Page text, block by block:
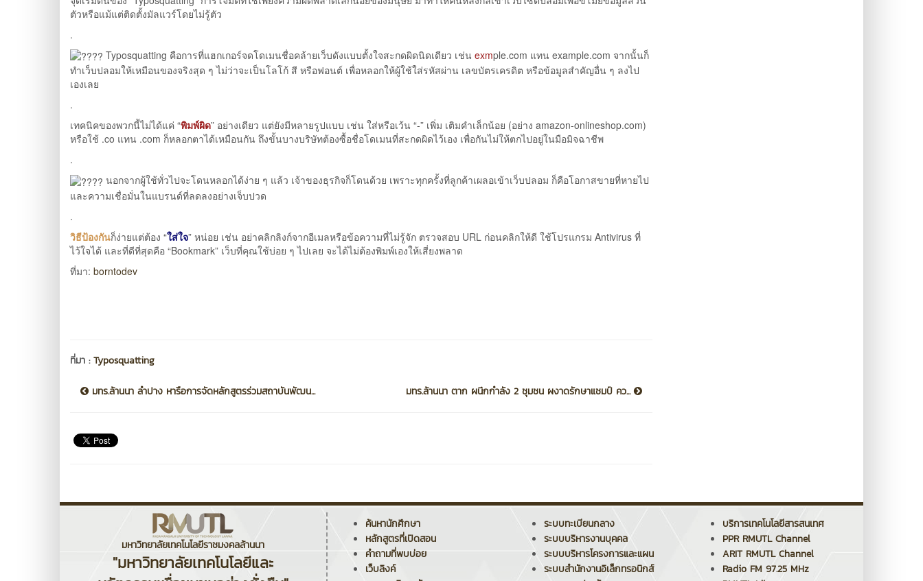
ตัวหรือแม้แต่ติดตั้งมัลแวร์โดยไม่รู้ตัว
.
Typosquatting คือการที่แฮกเกอร์จดโดเมนชื่อคล้ายเว็บดังแบบตั้งใจสะกดผิดนิดเดียว เช่น exmple.com แทน example.com จากนั้นก็
ทำเว็บปลอมให้เหมือนของจริงสุด ๆ ไม่ว่าจะเป็นโลโก้ สี หรือฟอนต์ เพื่อหลอกให้ผู้ใช้ใส่รหัสผ่าน เลขบัตรเครดิต หรือข้อมูลสำคัญอื่น ๆ ลงไป
เองเลย
.
เทคนิคของพวกนี้ไม่ได้แค่ “พิมพ์ผิด” อย่างเดียว แต่ยังมีหลายรูปแบบ เช่น ใส่หรือเว้น “-” เพิ่ม เติมคำเล็กน้อย (อย่าง amazon-onlineshop.com)
หรือใช้ .co แทน .com ก็หลอกตาได้เหมือนกัน ถึงขั้นบางบริษัทต้องซื้อชื่อโดเมนที่สะกดผิดไว้เอง เพื่อกันไม่ให้ตกไปอยู่ในมือมิจฉาชีพ
.
นอกจากผู้ใช้ทั่วไปจะโดนหลอกได้ง่าย ๆ แล้ว เจ้าของธุรกิจก็โดนด้วย เพราะทุกครั้งที่ลูกค้าเผลอเข้าเว็บปลอม ก็คือโอกาสขายที่หายไป
และความเชื่อมั่นในแบรนด์ที่ลดลงอย่างเจ็บปวด
.
วิธีป้องกันก็ง่ายแต่ต้อง “ใส่ใจ” หน่อย เช่น อย่าคลิกลิงก์จากอีเมลหรือข้อความที่ไม่รู้จัก ตรวจสอบ URL ก่อนคลิกให้ดี ใช้โปรแกรม Antivirus ที่
ไว้ใจได้ และที่ดีที่สุดคือ “Bookmark” เว็บที่คุณใช้บ่อย ๆ ไปเลย จะได้ไม่ต้องพิมพ์เองให้เสี่ยงพลาด
ที่มา: borntodev
ที่มา :Typosquatting
มทร.ล้านนา ลำปาง หารือการจัดหลักสูตรร่วมสถาบันพัฒน... มทร.ล้านนา ตาก ผนึกกำลัง 2 ชุมชน ผงาดรักษาแชมป์ คว...
มหาวิทยาลัยเทคโนโลยีราชมงคลล้านนา
"มหาวิทยาลัยเทคโนโลยีและ
ค้นหานักศึกษา
หลักสูตรที่เปิดสอน
คำถามที่พบบ่อย
เว็บลิงค์
ระบบทะเบียนกลาง
ระบบบริหารงานบุคคล
ระบบบริหารโครงการและแผน
ระบบสำนักงานอิเล็กทรอนิกส์
บริการเทคโนโลยีสารสนเทศ
PPR RMUTL Channel
ARIT RMUTL Channel
Radio FM 97.25 MHz